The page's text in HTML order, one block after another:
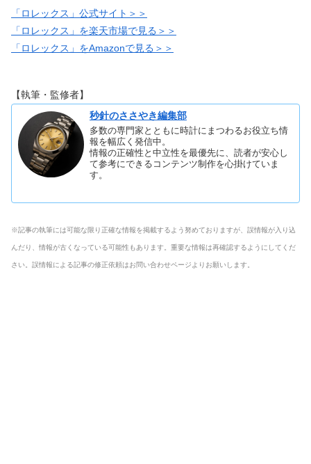
「ロレックス」公式サイト＞＞
「ロレックス」を楽天市場で見る＞＞
「ロレックス」をAmazonで見る＞＞
【執筆・監修者】
秒針のささやき編集部
多数の専門家とともに時計にまつわるお役立ち情
報を幅広く発信中。
情報の正確性と中立性を最優先に、読者が安心し
て参考にできるコンテンツ制作を心掛けていま
す。
※記事の執筆には可能な限り正確な情報を掲載するよう努めておりますが、誤情報が入り込
んだり、情報が古くなっている可能性もあります。重要な情報は再確認するようにしてくだ
さい。誤情報による記事の修正依頼はお問い合わせページよりお願いします。